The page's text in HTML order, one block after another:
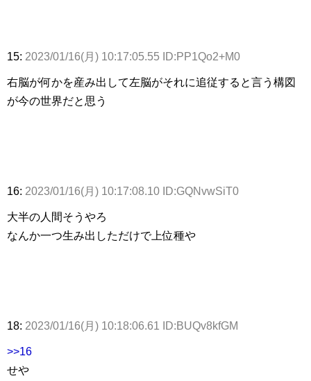
15: 2023/01/16(月) 10:17:05.55 ID:PP1Qo2+M0
右脳が何かを産み出して左脳がそれに追従すると言う構図
が今の世界だと思う
16: 2023/01/16(月) 10:17:08.10 ID:GQNvwSiT0
大半の人間そうやろ
なんか一つ生み出しただけで上位種や
18: 2023/01/16(月) 10:18:06.61 ID:BUQv8kfGM
>>16
せや